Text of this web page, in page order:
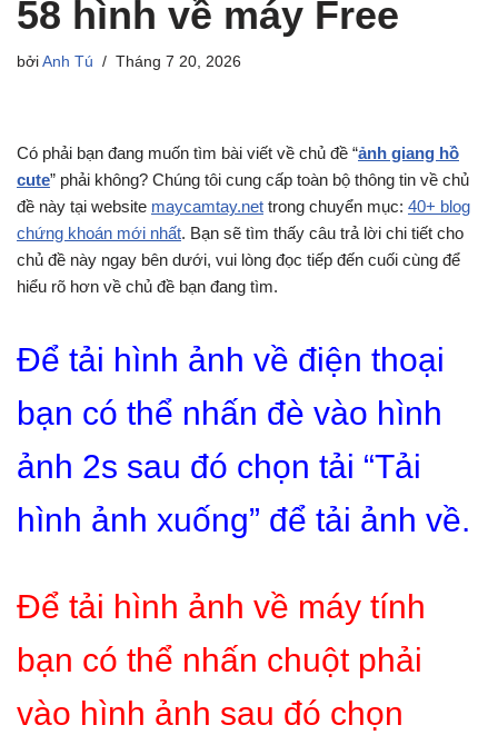
58 hình về máy Free
bởi Anh Tú Tháng 7 20, 2026
Có phải bạn đang muốn tìm bài viết về chủ đề “ảnh giang hồ
cute” phải không? Chúng tôi cung cấp toàn bộ thông tin về chủ
đề này tại website maycamtay.net trong chuyển mục: 40+ blog
chứng khoán mới nhất. Bạn sẽ tìm thấy câu trả lời chi tiết cho
chủ đề này ngay bên dưới, vui lòng đọc tiếp đến cuối cùng để
hiểu rõ hơn về chủ đề bạn đang tìm.
Để tải hình ảnh về điện thoại
bạn có thể nhấn đè vào hình
ảnh 2s sau đó chọn tải “Tải
hình ảnh xuống” để tải ảnh về.
Để tải hình ảnh về máy tính
bạn có thể nhấn chuột phải
vào hình ảnh sau đó chọn